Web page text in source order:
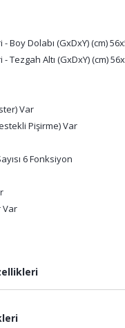
Boy Dolabı (GxDxY) (cm)
Tezgah Altı (GxDxY) (cm)
Var
Pişirme) Var
6 Fonksiyon
Var